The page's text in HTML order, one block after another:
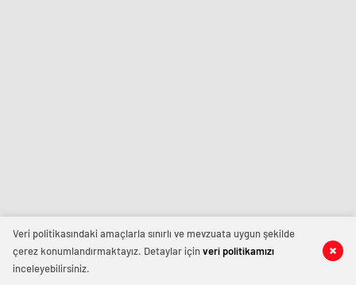
Veri politikasındaki amaçlarla sınırlı ve mevzuata uygun şekilde
çerez konumlandırmaktayız. Detaylar içinveri politikamızı
inceleyebilirsiniz.